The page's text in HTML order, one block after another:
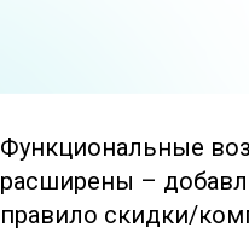
Функциональные
расширены –
правило скидки/